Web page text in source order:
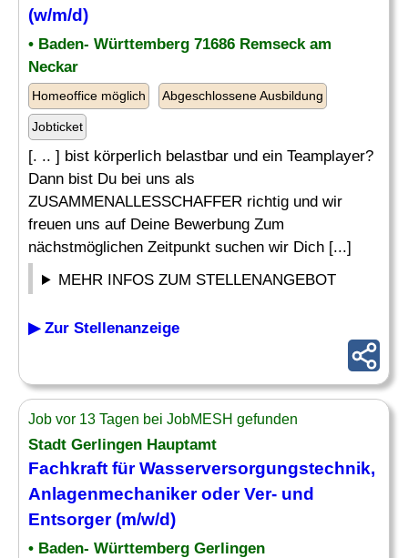
(w/m/d)
• Baden- Württemberg 71686 Remseck am
Neckar
Homeoffice möglich Abgeschlossene Ausbildung
Jobticket
[. .. ] bist körperlich belastbar und ein Teamplayer?
Dann bist Du bei uns als
ZUSAMMENALLESSCHAFFER richtig und wir
freuen uns auf Deine Bewerbung Zum
nächstmöglichen Zeitpunkt suchen wir Dich [...]
MEHR INFOS ZUM STELLENANGEBOT
▶ Zur Stellenanzeige
Job vor 13 Tagen bei JobMESH gefunden
Stadt Gerlingen Hauptamt
Fachkraft fürWasserversorgungstechnik,
Anlagenmechaniker oder Ver- und
Entsorger (m/w/d)
• Baden- Württemberg Gerlingen